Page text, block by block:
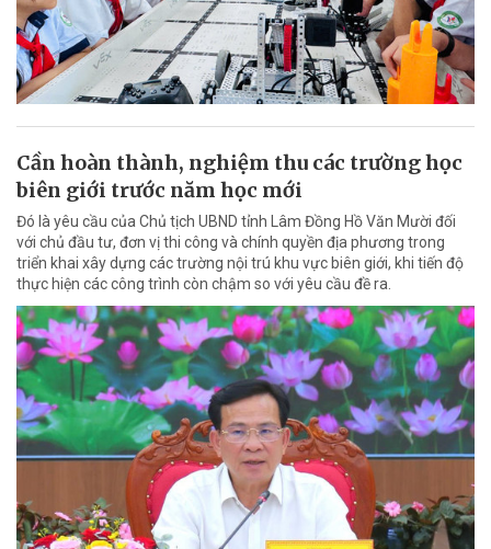
Cần hoàn thành, nghiệm thu các trường học
biên giới trước năm học mới
Đó là yêu cầu của Chủ tịch UBND tỉnh Lâm Đồng Hồ Văn Mười đối
với chủ đầu tư, đơn vị thi công và chính quyền địa phương trong
triển khai xây dựng các trường nội trú khu vực biên giới, khi tiến độ
thực hiện các công trình còn chậm so với yêu cầu đề ra.